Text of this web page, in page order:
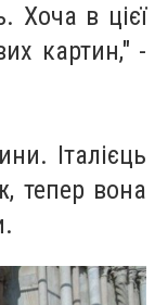
Хоча в цієї
картин," -
Італієць
тепер вона